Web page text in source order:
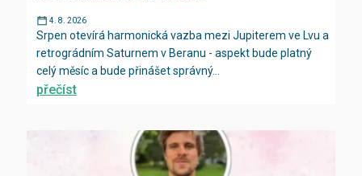
4. 8. 2026
Srpen otevírá harmonická vazba mezi Jupiterem ve Lvu a
retrográdním Saturnem v Beranu - aspekt bude platný
celý měsíc a bude přinášet správný...
přečíst